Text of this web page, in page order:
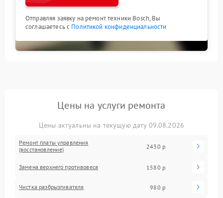
Отправляя заявку на ремонт техники Bosch, Вы
соглашаетесь с Политикой конфиденциальности
Цены на услуги ремонта
Цены актуальны на текущую дату 09.08.2026
Ремонт платы управления
(восстановление)
2430 р
Замена верхнего противовеса 1580 р
Чистка разбрызгивателя 980 р